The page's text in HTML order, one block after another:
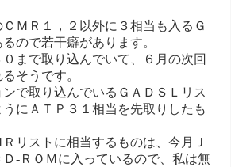
ＭＲ１，２以外に３相当も入るＧ
ので若干癖があります。
０まで取り込んでいて、６月の次回
そうです。
ンで取り込んでいるＧＡＤＳＬリス
うにＡＴＰ３１相当を先取りしたも
リストに相当するものは、今月Ｊ
Ｄ-ＲＯＭに入っているので、私は無